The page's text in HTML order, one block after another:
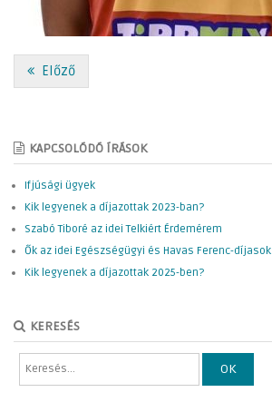
Előző
KAPCSOLÓDÓ ÍRÁSOK
Ifjúsági ügyek
Kik legyenek a díjazottak 2023-ban?
Szabó Tiboré az idei Telkiért Érdemérem
Ők az idei Egészségügyi és Havas Ferenc-díjasok
Kik legyenek a díjazottak 2025-ben?
KERESÉS
OK